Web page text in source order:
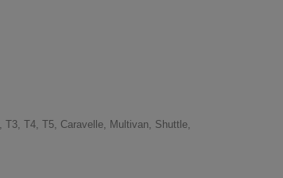
T3, T4, T5, Caravelle, Multivan, Shuttle,